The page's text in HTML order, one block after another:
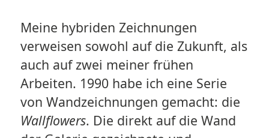
Meine hybriden Zeichnungen
verweisen sowohl auf die Zukunft, als
auch auf zwei meiner frühen
Arbeiten. 1990 habe ich eine Serie
von Wandzeichnungen gemacht: die
Wallflowers. Die direkt auf die Wand